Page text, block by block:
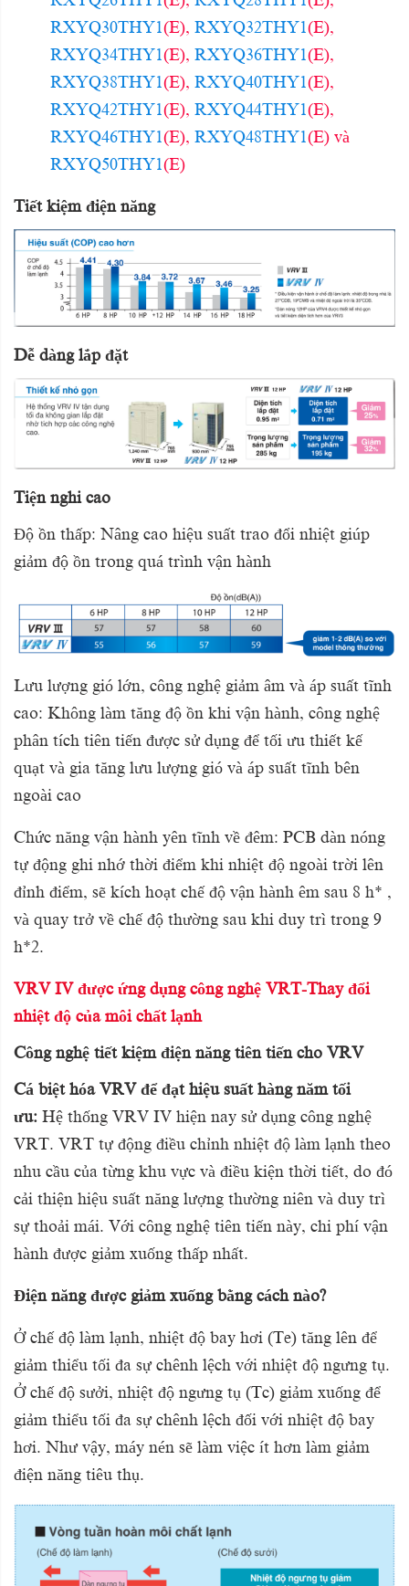
RXYQ30THY1(E), RXYQ32THY1(E),
RXYQ34THY1(E), RXYQ36THY1(E),
RXYQ38THY1(E), RXYQ40THY1(E),
RXYQ42THY1(E), RXYQ44THY1(E),
RXYQ46THY1(E), RXYQ48THY1(E) và
RXYQ50THY1(E)
Tiết kiệm điện năng
Dễ dàng lắp đặt
Tiện nghi cao
Độ ồn thấp: Nâng cao hiệu suất trao đổi nhiệt giúp
giảm độ ồn trong quá trình vận hành
Lưu lượng gió lớn, công nghệ giảm âm và áp suất tĩnh
cao: Không làm tăng độ ồn khi vận hành, công nghệ
phân tích tiên tiến được sử dụng để tối ưu thiết kế
quạt và gia tăng lưu lượng gió và áp suất tĩnh bên
ngoài cao
Chức năng vận hành yên tĩnh về đêm: PCB dàn nóng
tự động ghi nhớ thời điểm khi nhiệt độ ngoài trời lên
đỉnh điểm, sẽ kích hoạt chế độ vận hành êm sau 8 h* ,
và quay trở về chế độ thường sau khi duy trì trong 9
h*2.
VRV IV được ứng dụng công nghệ VRT-Thay đổi
nhiệt độ của môi chất lạnh
Công nghệ tiết kiệm điện năng tiên tiến cho VRV
Cá biệt hóa VRV để đạt hiệu suất hàng năm tối
ưu: Hệ thống VRV IV hiện nay sử dụng công nghệ
VRT. VRT tự động điều chỉnh nhiệt độ làm lạnh theo
nhu cầu của từng khu vực và điều kiện thời tiết, do đó
cải thiện hiệu suất năng lượng thường niên và duy trì
sự thoải mái. Với công nghệ tiên tiến này, chi phí vận
hành được giảm xuống thấp nhất.
Điện năng được giảm xuống bằng cách nào?
Ở chế độ làm lạnh, nhiệt độ bay hơi (Te) tăng lên để
giảm thiểu tối đa sự chênh lệch với nhiệt độ ngưng tụ.
Ở chế độ sưởi, nhiệt độ ngưng tụ (Tc) giảm xuống để
giảm thiểu tối đa sự chênh lệch đối với nhiệt độ bay
hơi. Như vậy, máy nén sẽ làm việc ít hơn làm giảm
điện năng tiêu thụ.